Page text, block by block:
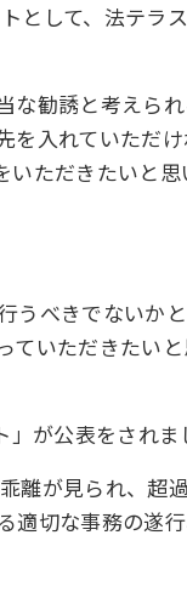
として、法テラ
な勧誘と考えら
を入れていただ
ただきたいと
うべきでないか
いただきたい
が公表をされま
離が見られ、超
適切な事務の遂